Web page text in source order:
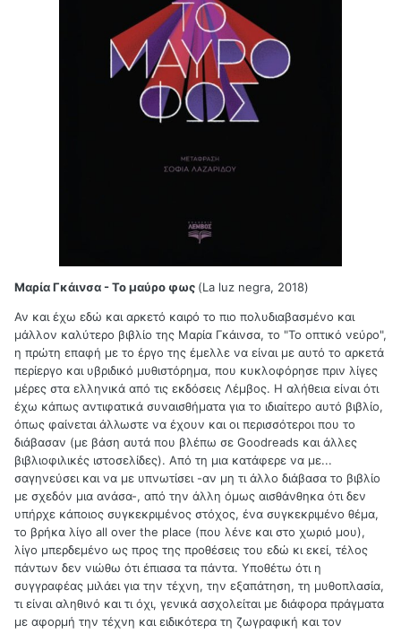
Μαρία Γκάινσα - Το μαύρο φως (La luz negra, 2018)
Αν και έχω εδώ και αρκετό καιρό το πιο πολυδιαβασμένο και
μάλλον καλύτερο βιβλίο της Μαρία Γκάινσα, το "Το οπτικό νεύρο",
η πρώτη επαφή με το έργο της έμελλε να είναι με αυτό το αρκετά
περίεργο και υβριδικό μυθιστόρημα, που κυκλοφόρησε πριν λίγες
μέρες στα ελληνικά από τις εκδόσεις Λέμβος. Η αλήθεια είναι ότι
έχω κάπως αντιφατικά συναισθήματα για το ιδιαίτερο αυτό βιβλίο,
όπως φαίνεται άλλωστε να έχουν και οι περισσότεροι που το
διάβασαν (με βάση αυτά που βλέπω σε Goodreads και άλλες
βιβλιοφιλικές ιστοσελίδες). Από τη μια κατάφερε να με...
σαγηνεύσει και να με υπνωτίσει -αν μη τι άλλο διάβασα το βιβλίο
με σχεδόν μια ανάσα-, από την άλλη όμως αισθάνθηκα ότι δεν
υπήρχε κάποιος συγκεκριμένος στόχος, ένα συγκεκριμένο θέμα,
το βρήκα λίγο all over the place (που λένε και στο χωριό μου),
λίγο μπερδεμένο ως προς της προθέσεις του εδώ κι εκεί, τέλος
πάντων δεν νιώθω ότι έπιασα τα πάντα. Υποθέτω ότι η
συγγραφέας μιλάει για την τέχνη, την εξαπάτηση, τη μυθοπλασία,
τι είναι αληθινό και τι όχι, γενικά ασχολείται με διάφορα πράγματα
με αφορμή την τέχνη και ειδικότερα τη ζωγραφική και τον